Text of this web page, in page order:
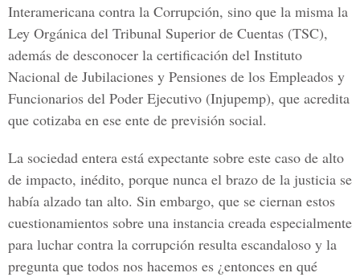
Interamericana contra la Corrupción, sino que la misma la
Ley Orgánica del Tribunal Superior de Cuentas (TSC),
además de desconocer la certificación del Instituto
Nacional de Jubilaciones y Pensiones de los Empleados y
Funcionarios del Poder Ejecutivo (Injupemp), que acredita
que cotizaba en ese ente de previsión social.
La sociedad entera está expectante sobre este caso de alto
de impacto, inédito, porque nunca el brazo de la justicia se
había alzado tan alto. Sin embargo, que se ciernan estos
cuestionamientos sobre una instancia creada especialmente
para luchar contra la corrupción resulta escandaloso y la
pregunta que todos nos hacemos es ¿entonces en qué